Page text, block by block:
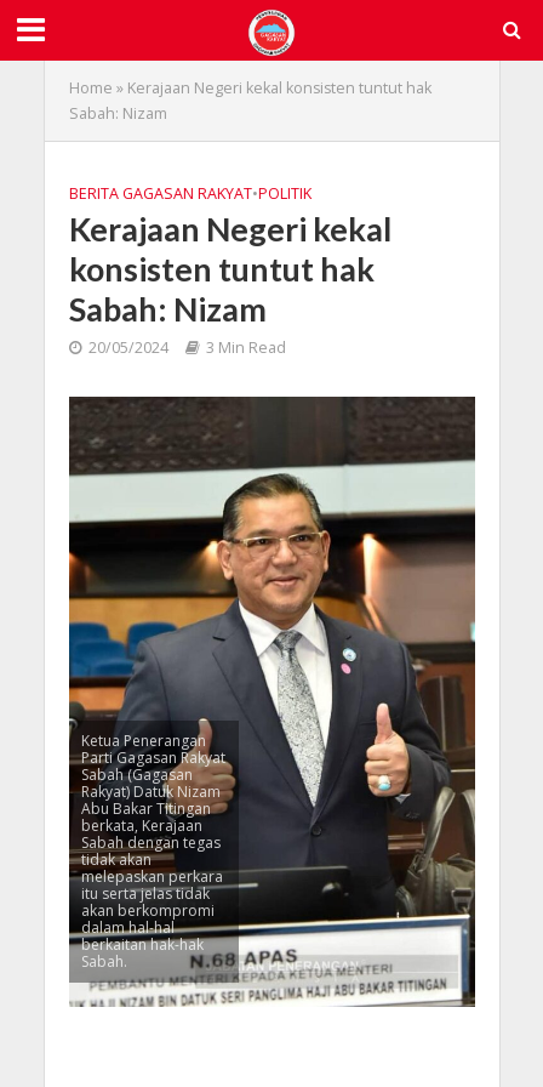
Home » Kerajaan Negeri kekal konsisten tuntut hak
Sabah: Nizam
BERITA GAGASAN RAKYAT•POLITIK
Kerajaan Negeri kekal
konsisten tuntut hak
Sabah: Nizam
20/05/2024 3 Min Read
Ketua Penerangan
Parti Gagasan Rakyat
Sabah (Gagasan
Rakyat) Datuk Nizam
Abu Bakar Titingan
berkata, Kerajaan
Sabah dengan tegas
tidak akan
melepaskan perkara
itu serta jelas tidak
akan berkompromi
dalam hal-hal
berkaitan hak-hak
Sabah.